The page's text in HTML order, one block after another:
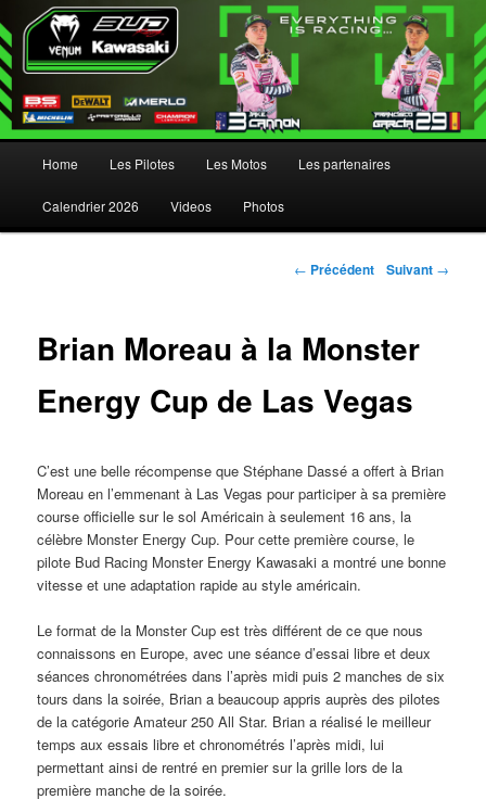
Aller au contenu principal
Aller au contenu secondaire
Home Les Pilotes Les Motos Les partenaires
Calendrier 2026 Videos Photos
Navigation des articles
← Précédent Suivant →
Brian Moreau à la Monster
Energy Cup de Las Vegas
C’est une belle récompense que Stéphane Dassé a offert à Brian
Moreau en l’emmenant à Las Vegas pour participer à sa première
course officielle sur le sol Américain à seulement 16 ans, la
célèbre Monster Energy Cup. Pour cette première course, le
pilote Bud Racing Monster Energy Kawasaki a montré une bonne
vitesse et une adaptation rapide au style américain.
Le format de la Monster Cup est très différent de ce que nous
connaissons en Europe, avec une séance d’essai libre et deux
séances chronométrées dans l’après midi puis 2 manches de six
tours dans la soirée, Brian a beaucoup appris auprès des pilotes
de la catégorie Amateur 250 All Star. Brian a réalisé le meilleur
temps aux essais libre et chronométrés l’après midi, lui
permettant ainsi de rentré en premier sur la grille lors de la
première manche de la soirée.